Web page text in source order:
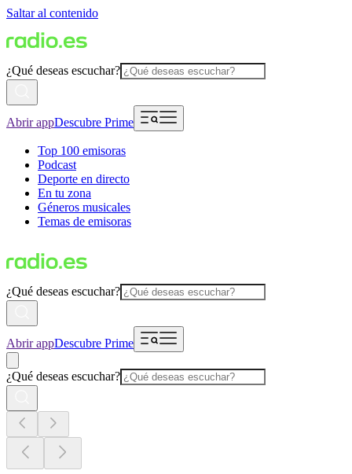
Saltar al contenido
¿Qué deseas escuchar?
Abrir appDescubre Prime
Top 100 emisoras
Podcast
Deporte en directo
En tu zona
Géneros musicales
Temas de emisoras
¿Qué deseas escuchar?
Abrir appDescubre Prime
¿Qué deseas escuchar?